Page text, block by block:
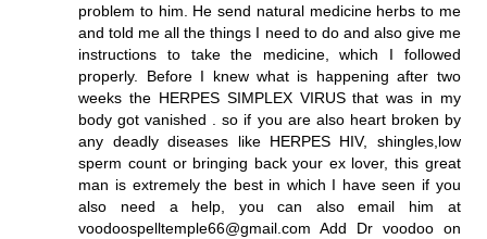
problem to him. He send natural medicine herbs to me
and told me all the things I need to do and also give me
instructions to take the medicine, which I followed
properly. Before I knew what is happening after two
weeks the HERPES SIMPLEX VIRUS that was in my
body got vanished . so if you are also heart broken by
any deadly diseases like HERPES HIV, shingles,low
sperm count or bringing back your ex lover, this great
man is extremely the best in which I have seen if you
also need a help, you can also email him at
voodoospelltemple66@gmail.com Add Dr voodoo on